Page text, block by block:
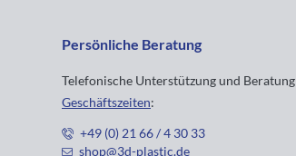
Persönliche Beratung
Telefonische Unterstützung und Beratung
Geschäftszeiten:
+49 (0) 21 66 / 4 30 33
shop@3d-plastic.de